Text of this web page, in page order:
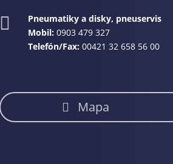

Pneumatiky a disky, pneuservis
Mobil: 0903 479 327
Telefón/Fax: 00421 32 658 56 00
Mapa